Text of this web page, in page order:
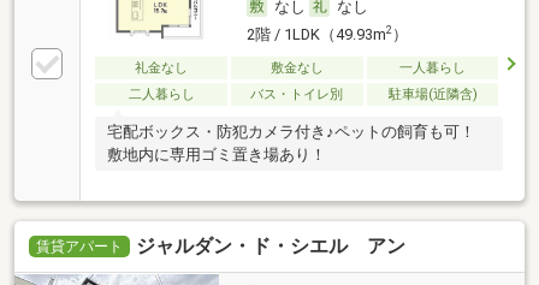
なし
なし
2階 / 1LDK（49.93m2）
礼金なし 敷金なし
一人暮らし
二人暮らし
バス・トイレ別 駐車場(近隣含)
宅配ボックス・防犯カメラ付き♪ペットの飼育も可！
敷地内に専用ゴミ置き場あり！
賃貸アパート ジャルダン・ド・シエル アン